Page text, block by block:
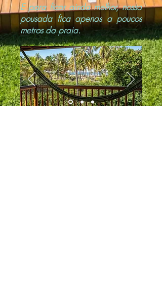
E para ficar ainda melhor, nossa
pousada fica apenas a poucos
metros da praia.